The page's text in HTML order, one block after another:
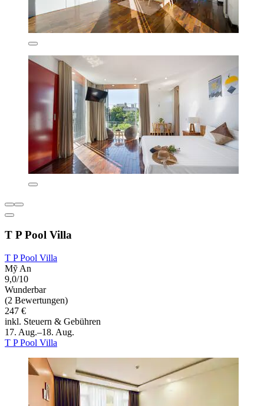
T P Pool Villa
T P Pool Villa
Mỹ An
9,0/10
Wunderbar
(2 Bewertungen)
247 €
inkl. Steuern & Gebühren
17. Aug.–18. Aug.
T P Pool Villa